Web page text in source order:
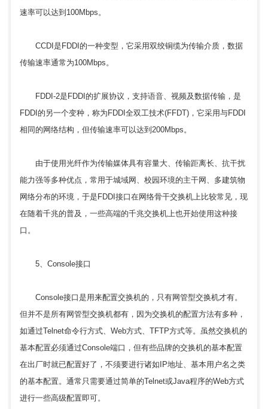
速率可以达到100Mbps。
CCDI是FDDI的一种变型，它采用双绞铜缆为传输介质，数据
传输速率通常为100Mbps。
FDDI-2是FDDI的扩展协议，支持语音、视频及数据传输，是
FDDI的另一个变种，称为FDDI全双工技术(FFDT)，它采用与FDDI
相同的网络结构，但传输速率可以达到200Mbps。
由于使用光纤作为传输媒体具有容量大、传输距离长、抗干扰
能力强等多种优点，常用于城域网、校园环境的主干网、多建筑物
网络分布的环境，于是FDDI接口在网络骨干交换机上比较常见，现
在随着千兆的普及，一些高端的千兆交换机上也开始使用这种接
口。
5、Console接口
Console接口是用来配置交换机的，只有网管型交换机才有。
但并不是所有网管型交换机都有，因为交换机的配置方法有多种，
如通过Telnet命令行方式、Web方式、TFTP方式等。虽然交换机的
基本配置必须通过Console端口，但有些品牌的交换机的基本配置
在出厂时就已配置好了，不须要进行诸如IP地址、基本用户名之类
的基本配置。通常只需要通过简单的Telnet或Java程序的Web方式
进行一些高级配置即可。